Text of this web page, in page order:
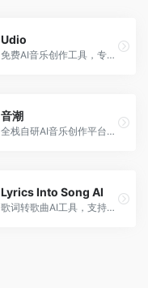
Udio
免费AI音乐创作工具，专注于高质量音乐生成。面向音乐创作者和内容制作者，支持多种音乐风格生成，音质专业，创作自由度高，适合专业音乐制作场景。
音潮
全栈自研AI音乐创作平台，支持从创作到发布的完整流程。面向独立音乐人和音乐工作室，提供作词作曲、编曲混音、音乐发布等服务，创作工具专业。
Lyrics Into Song AI
歌词转歌曲AI工具，支持将歌词转化为完整歌曲。面向歌词创作者和音乐爱好者，提供歌词谱曲、编曲制作等服务，歌词音乐化效率高。